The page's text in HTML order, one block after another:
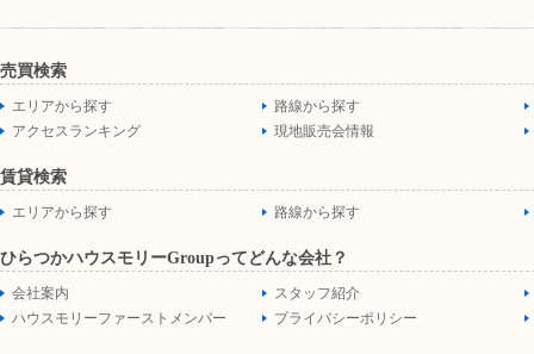
売買検索
エリアから探す
路線から探す
アクセスランキング
現地販売会情報
賃貸検索
エリアから探す 路線から探す
ひらつかハウスモリーGroupってどんな会社？
会社案内
スタッフ紹介
ハウスモリーファーストメンバー
プライバシーポリシー